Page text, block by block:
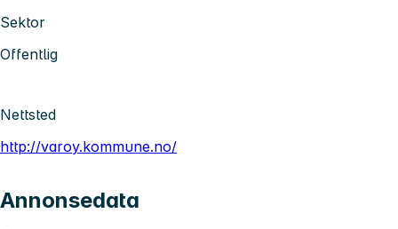
Sektor
Offentlig
Nettsted
http://varoy.kommune.no/
Annonsedata